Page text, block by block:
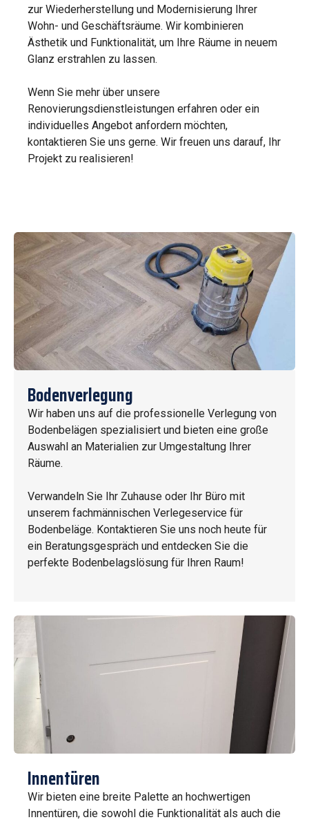
zur Wiederherstellung und Modernisierung Ihrer
Wohn- und Geschäftsräume. Wir kombinieren
Ästhetik und Funktionalität, um Ihre Räume in neuem
Glanz erstrahlen zu lassen.
Wenn Sie mehr über unsere
Renovierungsdienstleistungen erfahren oder ein
individuelles Angebot anfordern möchten,
kontaktieren Sie uns gerne. Wir freuen uns darauf, Ihr
Projekt zu realisieren!
Bodenverlegung
Wir haben uns auf die professionelle Verlegung von
Bodenbelägen spezialisiert und bieten eine große
Auswahl an Materialien zur Umgestaltung Ihrer
Räume.
Verwandeln Sie Ihr Zuhause oder Ihr Büro mit
unserem fachmännischen Verlegeservice für
Bodenbeläge. Kontaktieren Sie uns noch heute für
ein Beratungsgespräch und entdecken Sie die
perfekte Bodenbelagslösung für Ihren Raum!
Innentüren
Wir bieten eine breite Palette an hochwertigen
Innentüren, die sowohl die Funktionalität als auch die